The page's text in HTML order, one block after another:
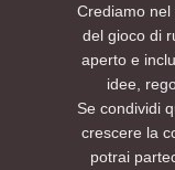
Crediamo
del gioco di
aperto e
idee,
Se condividi
crescere la
potrai